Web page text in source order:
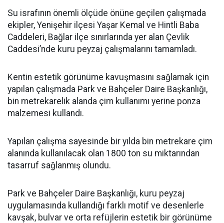
Su israfının önemli ölçüde önüne geçilen çalışmada
ekipler, Yenişehir ilçesi Yaşar Kemal ve Hintli Baba
Caddeleri, Bağlar ilçe sınırlarında yer alan Çevlik
Caddesi’nde kuru peyzaj çalışmalarını tamamladı.
Kentin estetik görünüme kavuşmasını sağlamak için
yapılan çalışmada Park ve Bahçeler Daire Başkanlığı,
bin metrekarelik alanda çim kullanımı yerine ponza
malzemesi kullandı.
Yapılan çalışma sayesinde bir yılda bin metrekare çim
alanında kullanılacak olan 1800 ton su miktarından
tasarruf sağlanmış olundu.
Park ve Bahçeler Daire Başkanlığı, kuru peyzaj
uygulamasında kullandığı farklı motif ve desenlerle
kavşak, bulvar ve orta refüjlerin estetik bir görünüme